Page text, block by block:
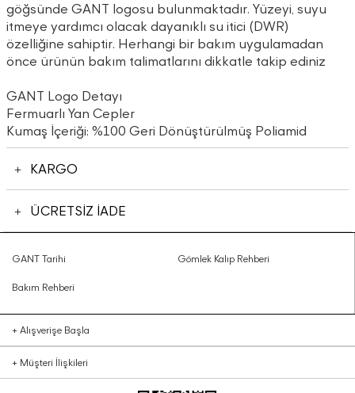
göğsünde GANT logosu bulunmaktadır. Yüzeyi, suyu
itmeye yardımcı olacak dayanıklı su itici (DWR)
özelliğine sahiptir. Herhangi bir bakım uygulamadan
önce ürünün bakım talimatlarını dikkatle takip ediniz
GANT Logo Detayı
Fermuarlı Yan Cepler
Kumaş İçeriği: %100 Geri Dönüştürülmüş Poliamid
KARGO
ÜCRETSİZ İADE
GANT Tarihi Gömlek Kalıp Rehberi
Bakım Rehberi
+ Alışverişe Başla
+ Müşteri İlişkileri